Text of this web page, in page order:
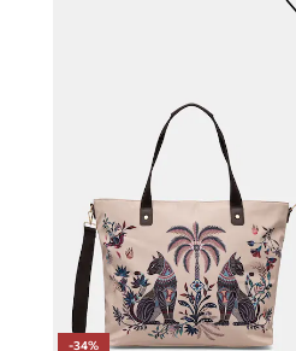
Duge ručke omogućuju
Unutarnja, odvojiva
sitnica i pridonosi njihovoj
-34%